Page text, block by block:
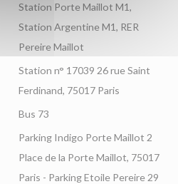
Station Porte Maillot M1,
Station Argentine M1, RER
Pereire Maillot
Station n° 17039 26 rue Saint
Ferdinand, 75017 Paris
Bus 73
Parking Indigo Porte Maillot 2
Place de la Porte Maillot, 75017
Paris - Parking Etoile Pereire 29